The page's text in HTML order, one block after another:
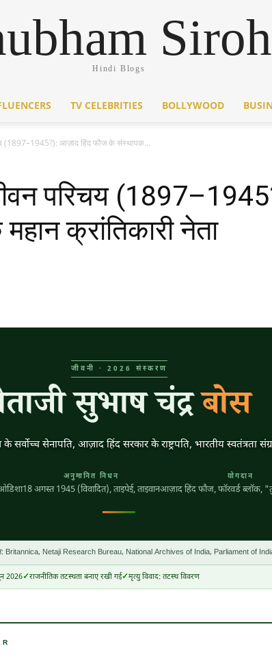
Hindi Blogs
TV CELEBRITIES BOLLYWOOD
(1897–1945?): आज़ाद हिंद फौज के संस्थापक...
परिचय
क्रांतिकारी नेता
जीवनी · 2026 संस्करण
सुभाष चंद्रबोस
सेनापति, आज़ाद हिंद सरकार के राष्ट्रपति, भारतीय स्वतंत्रता
अनुमानित निधन
18 अगस्त 1945(विवादित), ताइपेई, ताइवान
योगदान
आज़ाद हिंद फौज, फॉरवर्ड ब्लॉक,
Britannica, Netaji Research Bureau, National Archives of India, Parliament of
2026 राजनीतिक तटस्थता बनाए रखी गई मृत्यु विवाद: तटस्थ विवरण